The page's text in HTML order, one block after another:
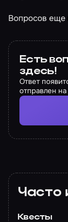
Вопросов еще
Есть
здесь!
Ответ
отправлен
Часто
Квесты